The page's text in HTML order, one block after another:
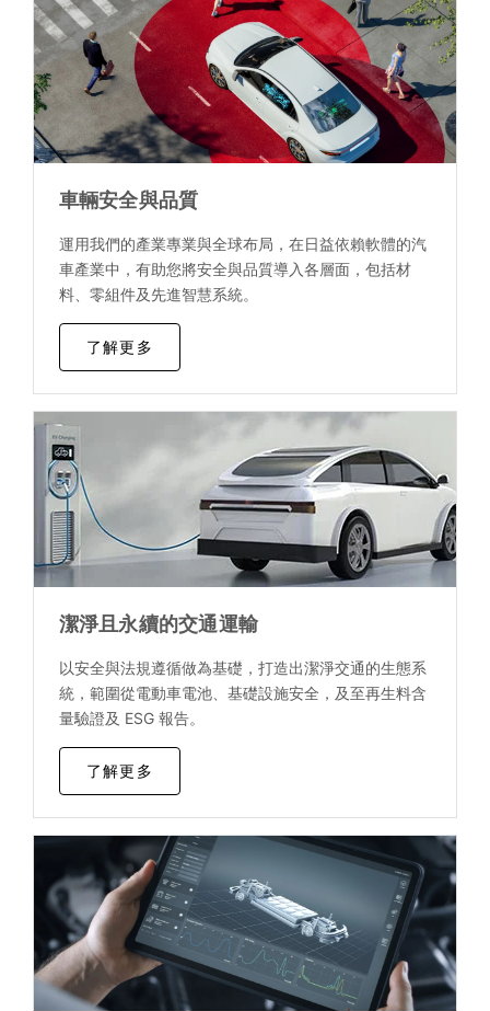
車輛安全與品質
運用我們的產業專業與全球布局，在日益依賴軟體的汽
車產業中，有助您將安全與品質導入各層面，包括材
料、零組件及先進智慧系統。
了解更多
潔淨且永續的交通運輸
以安全與法規遵循做為基礎，打造出潔淨交通的生態系
統，範圍從電動車電池、基礎設施安全，及至再生料含
量驗證及 ESG 報告。
了解更多